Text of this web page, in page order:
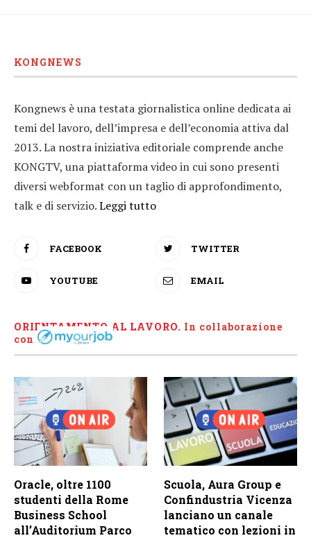
KONGNEWS
Kongnews è una testata giornalistica online dedicata ai
temi del lavoro, dell’impresa e dell’economia attiva dal
2013. La nostra iniziativa editoriale comprende anche
KONGTV, una piattaforma video in cui sono presenti
diversi webformat con un taglio di approfondimento,
talk e di servizio.Leggi tutto
FACEBOOK TWITTER
YOUTUBE EMAIL
ORIENTAMENTO AL LAVORO. In collaborazione
con
Oracle, oltre 1100
studenti della Rome
Business School
all’Auditorium Parco
Scuola, Aura Group e
Confindustria Vicenza
lanciano un canale
tematico con lezioni in